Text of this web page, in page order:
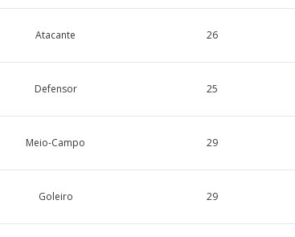
Atacante 26
Defensor 25
Meio-Campo 29
Goleiro 29